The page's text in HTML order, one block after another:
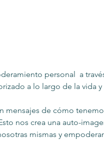
personal  a
a lo largo de la vida
de cómo
nos crea una auto-
mismas y